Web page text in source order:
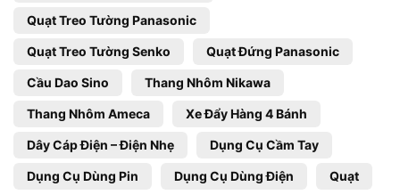
Quạt Treo Tường Panasonic
Quạt Treo Tường Senko Quạt Đứng Panasonic
Cầu Dao Sino Thang Nhôm Nikawa
Thang Nhôm Ameca Xe Đẩy Hàng 4 Bánh
Dây Cáp Điện – Điện Nhẹ Dụng Cụ Cầm Tay
Dụng Cụ Dùng Pin Dụng Cụ Dùng Điện Quạt